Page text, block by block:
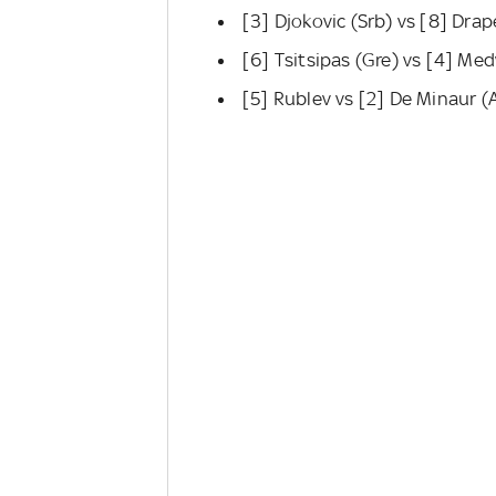
[3] Djokovic (Srb) vs [8]
[6] Tsitsipas (Gre) vs [4]
[5] Rublev vs [2] De Minaur